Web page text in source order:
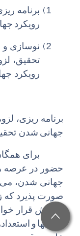
1)
برنامه
رویکرد
2)
نوسازی و
تحقیق،
رویکرد
برنامه ریزی،
جهانی شدن
برای
حضور در عرصه
جهانی شدن، می
صورت پذیرد که
پژوهش قرار
دارائیها و